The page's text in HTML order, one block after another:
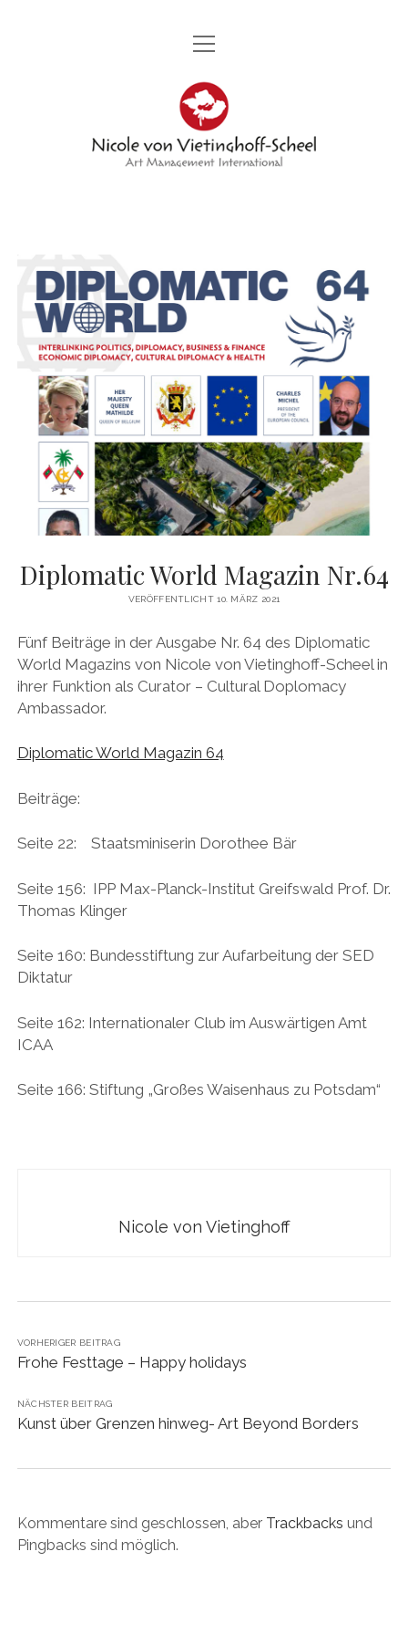
STARTSEITE
PORTRÄT
KÜNSTLER
öffnen
KERMIT BERG
MARION MANDENG
GABOR A. NAGY
CAROLA SCHMIDT
SANDRA VATER
YO YO
MESSEN
PROJEKTE
BEITRÄGE UND FOTOS
VERANSTALTUNG
KUNSTPROJEKT 300 TAFELN MIT DEM TITEL „ZUHAUSE“
GRUPPENKUNSTAUSSTELLUNG TITEL „300“
PRESSE UND PARTNER
KONTAKT
Menü
öffnen
Vietinghoff
Scheel
Diplomatic World Magazin Nr.64
VERÖFFENTLICHT 10. MÄRZ 2021
Fünf Beiträge in der Ausgabe Nr. 64 des Diplomatic
World Magazins von Nicole von Vietinghoff-Scheel in
ihrer Funktion als Curator – Cultural Doplomacy
Ambassador.
Diplomatic World Magazin 64
Beiträge:
Seite 22: Staatsminiserin Dorothee Bär
Seite 156: IPP Max-Planck-Institut Greifswald Prof. Dr.
Thomas Klinger
Seite 160: Bundesstiftung zur Aufarbeitung der SED
Diktatur
Seite 162: Internationaler Club im Auswärtigen Amt
ICAA
Seite 166: Stiftung „Großes Waisenhaus zu Potsdam“
Nicole von Vietinghoff
VORHERIGER BEITRAG
Frohe Festtage – Happy holidays
NÄCHSTER BEITRAG
Kunst über Grenzen hinweg- Art Beyond Borders
Kommentare sind geschlossen, aber Trackbacks und
Pingbacks sind möglich.